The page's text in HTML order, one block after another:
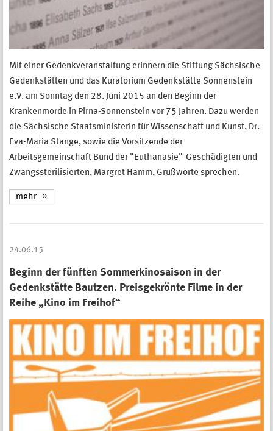
Mit einer Gedenkveranstaltung erinnern die Stiftung Sächsische
Gedenkstätten und das Kuratorium Gedenkstätte Sonnenstein
e.V. am Sonntag den 28. Juni 2015 an den Beginn der
Krankenmorde in Pirna-Sonnenstein vor 75 Jahren. Dazu werden
die Sächsische Staatsministerin für Wissenschaft und Kunst, Dr.
Eva-Maria Stange, sowie die Vorsitzende der
Arbeitsgemeinschaft Bund der "Euthanasie"-Geschädigten und
Zwangssterilisierten, Margret Hamm, Grußworte sprechen.
mehr
24.06.15
Beginn der fünften Sommerkinosaison in der
Gedenkstätte Bautzen. Preisgekrönte Filme in der
Reihe „Kino im Freihof“